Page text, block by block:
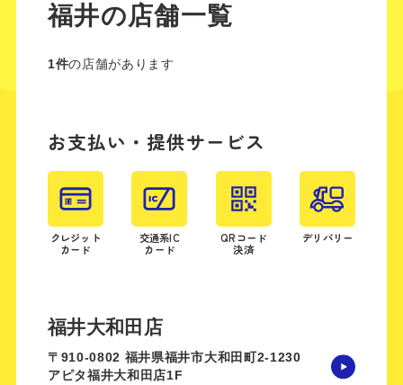
福井の店舗一覧
1件の店舗があります
お支払い・提供サービス
クレジット
カード
交通系IC
カード
QRコード
決済
デリバリー
福井大和田店
〒910-0802 福井県福井市大和田町2-1230
アピタ福井大和田店1F